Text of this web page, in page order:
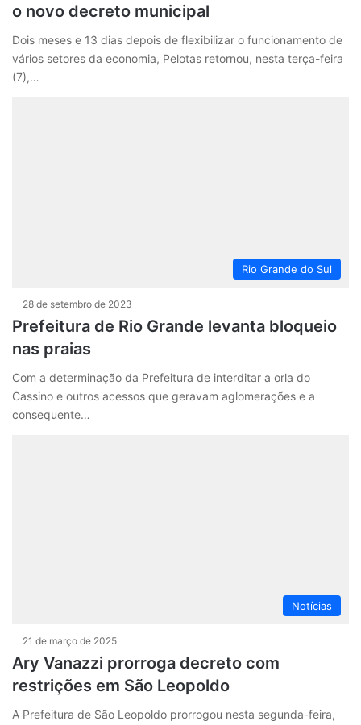
o novo decreto municipal
Dois meses e 13 dias depois de flexibilizar o funcionamento de
vários setores da economia, Pelotas retornou, nesta terça-feira
(7),…
Rio Grande do Sul
28 de setembro de 2023
Prefeitura de Rio Grande levanta bloqueio
nas praias
Com a determinação da Prefeitura de interditar a orla do
Cassino e outros acessos que geravam aglomerações e a
consequente…
Notícias
21 de março de 2025
Ary Vanazzi prorroga decreto com
restrições em São Leopoldo
A Prefeitura de São Leopoldo prorrogou nesta segunda-feira,